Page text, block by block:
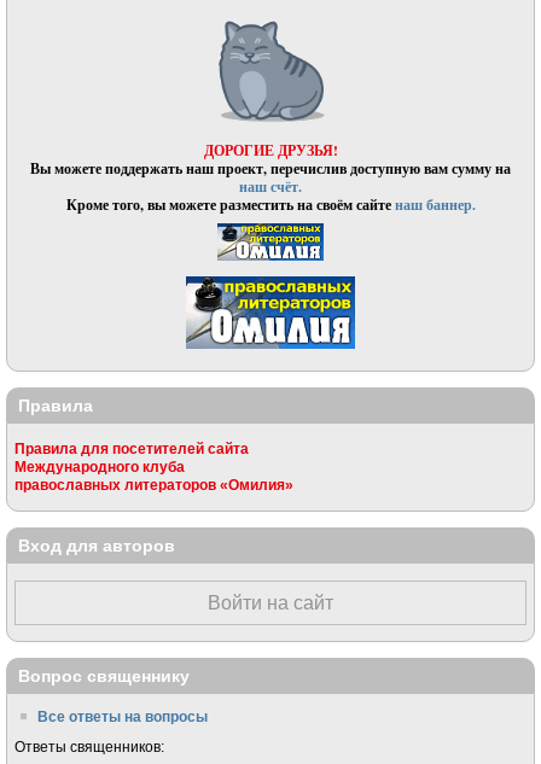
ДОРОГИЕ ДРУЗЬЯ!
Вы можете поддержать наш проект, перечислив доступную вам сумму на
наш счёт.
Кроме того, вы можете разместить на своём сайтенаш баннер.
Правила
Правила для посетителей сайта
Международного клуба
православных литераторов «Омилия»
Вход для авторов
Войти на сайт
Вопрос священнику
Все ответы на вопросы
Ответы священников: